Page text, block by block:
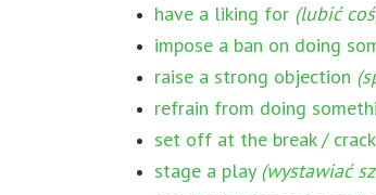
have a liking for (lubić
impose a ban on doing
raise a strong objection
refrain from doing
set off at the break /
stage a play (wystawiać